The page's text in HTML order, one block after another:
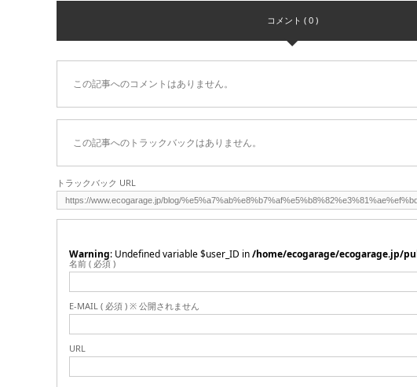
コメント ( 0 )
この記事へのコメントはありません。
この記事へのトラックバックはありません。
トラックバック URL
Warning : Undefined variable $user_ID in/home/ecogarage/ecogarage.jp/
名前 ( 必須 )
E-MAIL ( 必須 ) ※ 公開されません
URL